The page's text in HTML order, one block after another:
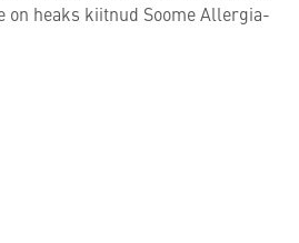
on heaks kiitnud Soome Allergia-